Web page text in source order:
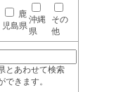
鹿
児島県
沖縄
県
その
他
とあわせて検索
きます。